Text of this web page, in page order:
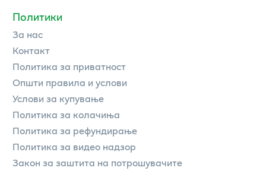
Политики
За нас
Контакт
Политика за приватност
Општи правила и услови
Услови за купување
Политика за колачиња
Политика за рефундирање
Политика за видео надзор
Закон за заштита на потрошувачите